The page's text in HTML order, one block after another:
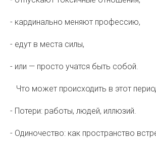
- кардинально меняют профессию, ⠀
- едут в места силы, ⠀
- или — просто учатся быть собой.
⠀Что может происходить в этот
- Потери: работы, людей, иллюзий.
- Одиночество: как пространство